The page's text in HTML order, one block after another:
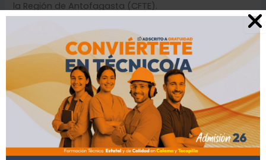
la Región de Antofagasta (CFTE).
La jornada incluyó teatro de títeres y dinámicas
participativas, todo enfocado en promover la
prevención de quemaduras en la infancia. La actividad
contó con la especial participación del carismático
Gato Santi de Coaniquem, quien acompañó y encantó
a los más pequeños durante el desarrollo de las
actividades.
Los y las estudiantes estuvieron acompañadas por